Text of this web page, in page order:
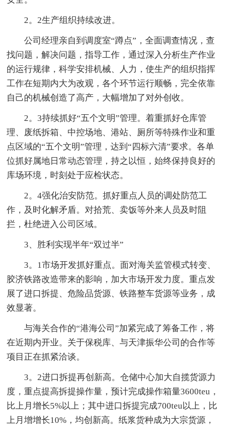
2。2生产组织持续改进。
公司经理亲自到调度室“蹲点”，全面调查情况，查
找问题，解决问题，指导工作，通过深入分析生产作业
的运行规律，科学安排机械、人力，使生产的组织指挥
工作在短期内大为改观，各个环节运行顺畅，完全依靠
自己的机械创造了高产，大幅增加了对外创收。
2。3持续抓好“五个文明”管理。着重抓好仓库管
理、废纸拆箱、中控场地、港站、厕所等特殊作业和重
点区域的“五个文明”管理，达到“四标六清”要求。各单
位抓好属地日常动态管理，持之以恒，始终保持良好的
库场环境，时刻处于应检状态。
2。4强化治安防范。抓好重点人员的调处防范工
作，及时化解矛盾。对拾荒、卖饭等外来人员及时阻
拦，杜绝进入公司区域。
3、胜利实现半年“双过半”
3。1市场开发抓好重点。面对海关监管模式转变、
胶济铁路改造带来的影响，加大市场开发力度。重点发
展了进口拆提、危险品货源、铁路整车货源等业务，成
效显著。
与海关合作的“港海公司”加紧完成了筹备工作，将
在近期内开业。关于保税库、与天津振华公司的合作等
项目正在抓紧洽谈。
3。2进口拆提再创新高。仓储中心加大自揽货源力
度，重点提高拆提操作量，预计完成操作箱量3600teu，
比上月增长5%以上；其中进口拆提完成700teu以上，比
上月增增长10%，均创新高。纸浆货种成为大宗货源，